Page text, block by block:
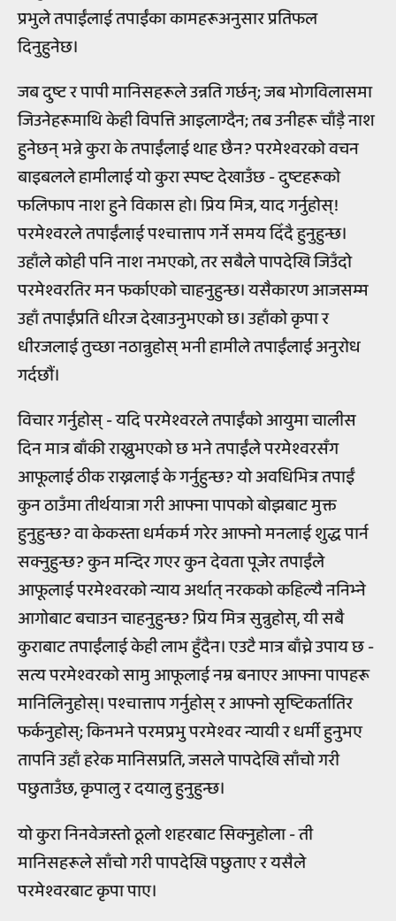
प्रभुले तपाईंलाई तपाईंका कामहरूअनुसार प्रतिफल
दिनुहुनेछ।
जब दुष्ट र पापी मानिसहरूले उन्नति गर्छन्; जब भोगविलासमा
जिउनेहरूमाथि केही विपत्ति आइलाग्दैन; तब उनीहरू चाँड़ै नाश
हुनेछन् भन्ने कुरा के तपाईंलाई थाह छैन? परमेश्वरको वचन
बाइबलले हामीलाई यो कुरा स्पष्ट देखाउँछ - दुष्टहरूको
फलिफाप नाश हुने विकास हो। प्रिय मित्र, याद गर्नुहोस्!
परमेश्वरले तपाईंलाई पश्चात्ताप गर्ने समय दिँदै हुनुहुन्छ।
उहाँले कोही पनि नाश नभएको, तर सबैले पापदेखि जिउँदो
परमेश्वरतिर मन फर्काएको चाहनुहुन्छ। यसैकारण आजसम्म
उहाँ तपाईंप्रति धीरज देखाउनुभएको छ। उहाँको कृपा र
धीरजलाई तुच्छा नठान्नुहोस् भनी हामीले तपाईंलाई अनुरोध
गर्दछौं।
विचार गर्नुहोस् - यदि परमेश्वरले तपाईंको आयुमा चालीस
दिन मात्र बाँकी राख्नुभएको छ भने तपाईंले परमेश्वरसँग
आफूलाई ठीक राख्नलाई के गर्नुहुन्छ? यो अवधिभित्र तपाईं
कुन ठाउँमा तीर्थयात्रा गरी आफ्ना पापको बोझबाट मुक्त
हुनुहुन्छ? वा केकस्ता धर्मकर्म गरेर आफ्नो मनलाई शुद्ध पार्न
सक्नुहुन्छ? कुन मन्दिर गएर कुन देवता पूजेर तपाईंले
आफूलाई परमेश्वरको न्याय अर्थात् नरकको कहिल्यै ननिभ्ने
आगोबाट बचाउन चाहनुहुन्छ? प्रिय मित्र सुन्नुहोस्, यी सबै
कुराबाट तपाईंलाई केही लाभ हुँदैन। एउटै मात्र बाँच्ने उपाय छ -
सत्य परमेश्वरको सामु आफूलाई नम्र बनाएर आफ्ना पापहरू
मानिलिनुहोस्। पश्चात्ताप गर्नुहोस् र आफ्नो सृष्टिकर्तातिर
फर्कनुहोस्; किनभने परमप्रभु परमेश्वर न्यायी र धर्मी हुनुभए
तापनि उहाँ हरेक मानिसप्रति, जसले पापदेखि साँचो गरी
पछुताउँछ, कृपालु र दयालु हुनुहुन्छ।
यो कुरा निनवेजस्तो ठूलो शहरबाट सिक्नुहोला - ती
मानिसहरूले साँचो गरी पापदेखि पछुताए र यसैले
परमेश्वरबाट कृपा पाए।